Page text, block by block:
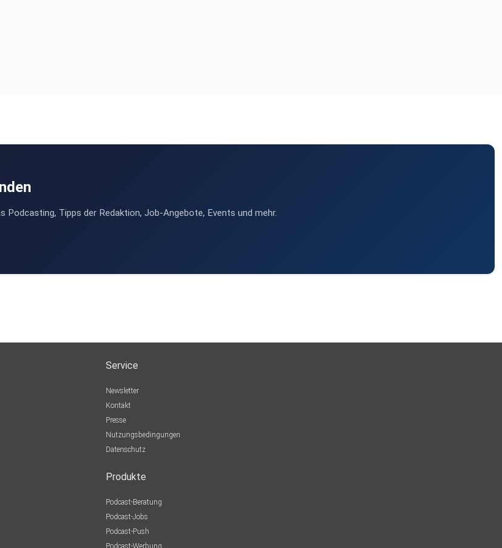
Tipps der Redaktion, Job-Angebote, Events und mehr.
Service
Newsletter
Kontakt
Presse
Nutzungsbedingungen
Datenschutz
Produkte
Podcast-Beratung
Podcast-Jobs
Podcast-Push
Podcast-Werbung